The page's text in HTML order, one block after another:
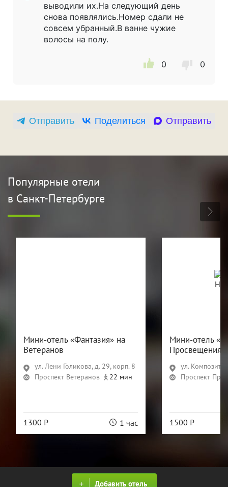
выводили их.На следующий день
снова появлялись.Номер сдали не
совсем убранный.В ванне чужие
волосы на полу.
0 0
Отправить Поделиться Отправить
Популярные отели
в Санкт-Петербурге
Мини-отель «Фантазия» на
Ветеранов
ул. Лени Голикова, д. 29, корп. 8
Проспект Ветеранов
22 мин
1300 ₽ 1 час
Мини-отель
Просвещения
ул.
Проспект
1500 ₽
Добавить отель